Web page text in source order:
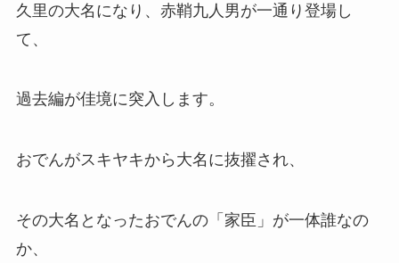
久里の大名になり、赤鞘九人男が一通り登場し
て、
過去編が佳境に突入します。
おでんがスキヤキから大名に抜擢され、
その大名となったおでんの「家臣」が一体誰なの
か、